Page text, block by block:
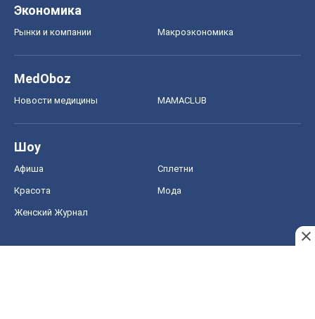
Экономика
Рынки и компании Mакроэкономика
MedOboz
Новости медицины MAMACLUB
Шоу
Афиша Сплетни
Красота Мода
Женский Журнал